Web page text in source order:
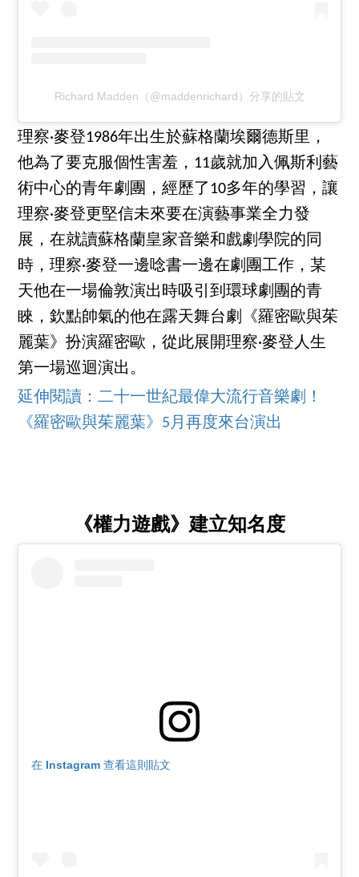
Richard Madden（@maddenrichard）分享的貼文
理察·麥登1986年出生於蘇格蘭埃爾德斯里，
他為了要克服個性害羞，11歲就加入佩斯利藝
術中心的青年劇團，經歷了10多年的學習，讓
理察·麥登更堅信未來要在演藝事業全力發
展，在就讀蘇格蘭皇家音樂和戲劇學院的同
時，理察·麥登一邊唸書一邊在劇團工作，某
天他在一場倫敦演出時吸引到環球劇團的青
睞，欽點帥氣的他在露天舞台劇《羅密歐與茱
麗葉》扮演羅密歐，從此展開理察·麥登人生
第一場巡迴演出。
延伸閱讀：二十一世紀最偉大流行音樂劇！
《羅密歐與茱麗葉》5月再度來台演出
《權力遊戲》建立知名度
在 Instagram 查看這則貼文